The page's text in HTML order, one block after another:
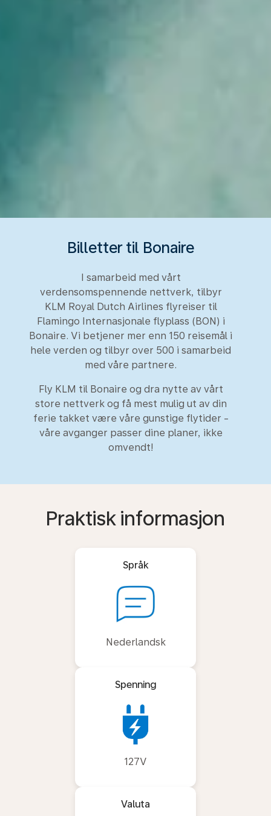
Billetter til Bonaire
I samarbeid med vårt
verdensomspennende nettverk, tilbyr
KLM Royal Dutch Airlines flyreiser til
Flamingo Internasjonale flyplass (BON) i
Bonaire. Vi betjener mer enn 150 reisemål i
hele verden og tilbyr over 500 i samarbeid
med våre partnere.
Fly KLM til Bonaire og dra nytte av vårt
store nettverk og få mest mulig ut av din
ferie takket være våre gunstige flytider -
våre avganger passer dine planer, ikke
omvendt!
Praktisk informasjon
Språk
Nederlandsk
Spenning
127V
Valuta